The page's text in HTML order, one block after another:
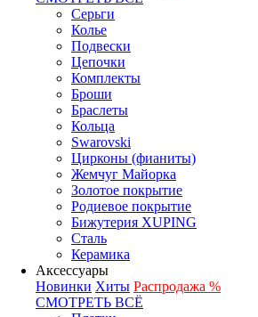
Серьги
Колье
Подвески
Цепочки
Комплекты
Броши
Браслеты
Кольца
Swarovski
Цирконы (фианиты)
Жемчуг Майорка
Золотое покрытие
Родиевое покрытие
Бижутерия XUPING
Сталь
Керамика
Аксессуары
Новинки Хиты Распродажа %
СМОТРЕТЬ ВСЁ